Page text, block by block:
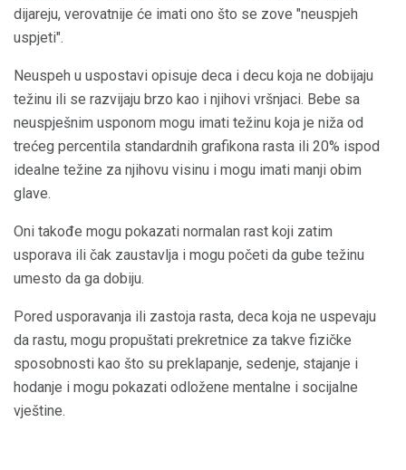
dijareju, verovatnije će imati ono što se zove "neuspjeh
uspjeti".
Neuspeh u uspostavi opisuje deca i decu koja ne dobijaju
težinu ili se razvijaju brzo kao i njihovi vršnjaci. Bebe sa
neuspješnim usponom mogu imati težinu koja je niža od
trećeg percentila standardnih grafikona rasta ili 20% ispod
idealne težine za njihovu visinu i mogu imati manji obim
glave.
Oni takođe mogu pokazati normalan rast koji zatim
usporava ili čak zaustavlja i mogu početi da gube težinu
umesto da ga dobiju.
Pored usporavanja ili zastoja rasta, deca koja ne uspevaju
da rastu, mogu propuštati prekretnice za takve fizičke
sposobnosti kao što su preklapanje, sedenje, stajanje i
hodanje i mogu pokazati odložene mentalne i socijalne
vještine.